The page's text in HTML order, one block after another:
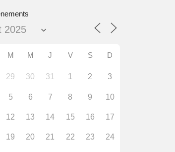
M M J V S D
29 30 31 1 2 3
5 6 7 8 9 10
12 13 14 15 16 17
19 20 21 22 23 24